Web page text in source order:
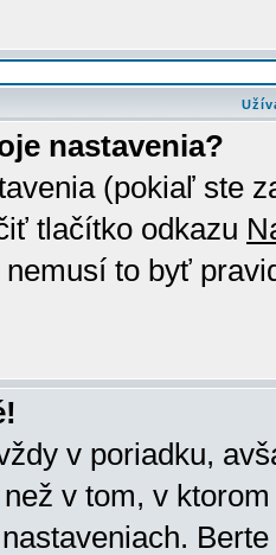
nastavenia?
(pokiaľ ste
tlačítko odkazu
to byť
v poriadku,
v tom, v